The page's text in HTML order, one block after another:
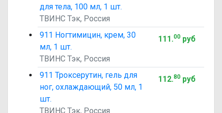
для тела, 100 мл, 1 шт.
ТВИНС Тэк, Россия
911 Ногтимицин, крем, 30
мл, 1 шт.
ТВИНС Тэк, Россия
111.00руб
911 Троксерутин, гель для
ног, охлаждающий, 50 мл, 1
шт.
ТВИНС Тэк, Россия
112.80руб